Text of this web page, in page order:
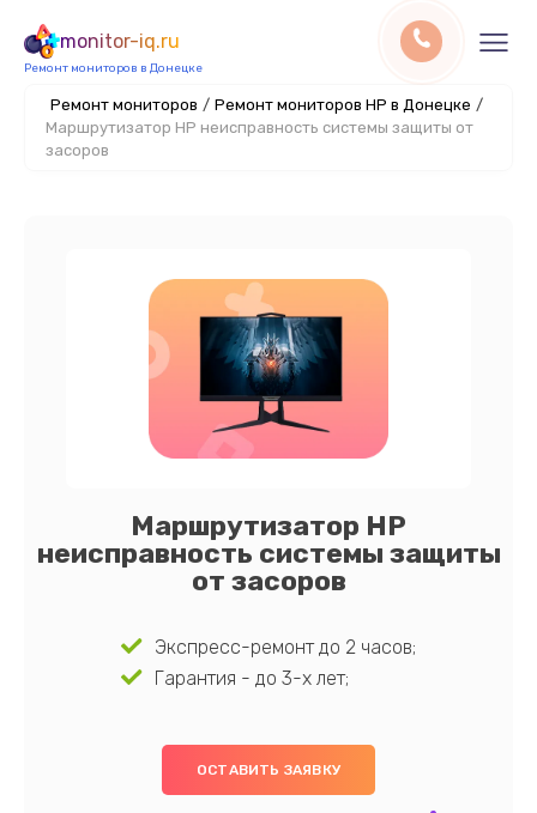
monitor-iq.ru
Ремонт мониторов в Донецке
Ремонт мониторов / Ремонт мониторов HP в Донецке /
Маршрутизатор HP неисправность системы защиты от
засоров
Маршрутизатор HP
неисправность системы защиты
от засоров
Экспресс-ремонт до 2 часов;
Гарантия - до 3-х лет;
ОСТАВИТЬ ЗАЯВКУ